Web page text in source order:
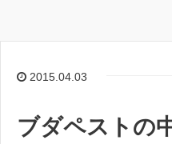
2015.04.03
ブダペストの